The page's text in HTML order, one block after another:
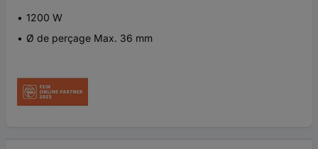
1200 W
Ø de perçage Max. 36 mm